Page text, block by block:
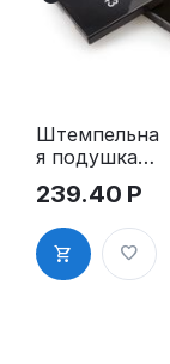
Штемпельна
я подушка
E/Q43 для
Colop Q43,
Q43d (№8)
239.40 Р